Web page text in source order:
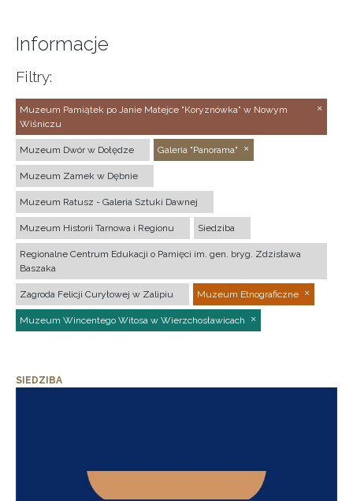
Informacje
Filtry:
Muzeum Pamiątek po Janie Matejce "Koryznówka" w Nowym
Wiśniczu
Muzeum Dwór w Dołędze Galeria "Panorama"
Muzeum Zamek w Dębnie
Muzeum Ratusz - Galeria Sztuki Dawnej
Muzeum Historii Tarnowa i Regionu Siedziba
Regionalne Centrum Edukacji o Pamięci im. gen. bryg. Zdzisława
Baszaka
Zagroda Felicji Curyłowej w Zalipiu Muzeum Etnograficzne
Muzeum Wincentego Witosa w Wierzchosławicach
SIEDZIBA